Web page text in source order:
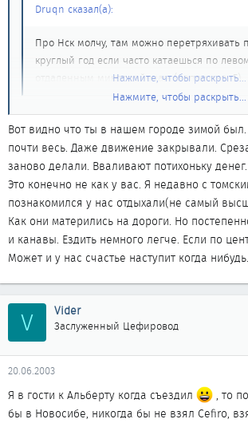
Druqn сказал(а):
Про Нск молчу, там можно перетряхивать
круглый год если часто катаешься по
отдаленным микрорайонам (например, 5).
Нажмите, чтобы раскрыть...
В Нске сейчас даже Красный проспект в
академ вообще молчу. Я когда в НЦ зимой
Года 4 назад Кр. проспект был вполне
сейчас у нас в Томске заметно лучше, по
центральных улицах.
Нажмите, чтобы раскрыть...
Вот видно что ты в нашем городе зимой
почти весь. Даже движение закрывали.
заново делали. Вваливают потихоньку денег.
Это конечно не как у вас. Я недавно с
познакомился у нас отдыхали(не самый
Как они матерились на дороги. Но
и канавы. Ездить немного легче. Если по
Может и у нас счастье наступит когда нибудь.
V Vider
Заслуженный Цефировод
20.06.2003
Я в гости к Альберту когда съездил
, то
бы в Новосибе, никогда бы не взял Cefiro,